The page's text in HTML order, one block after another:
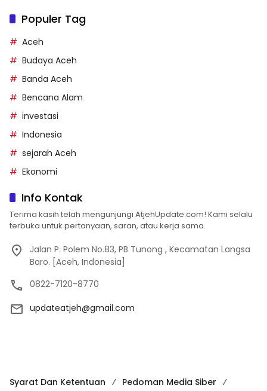
Populer Tag
Aceh
Budaya Aceh
Banda Aceh
Bencana Alam
investasi
Indonesia
sejarah Aceh
Ekonomi
Info Kontak
Terima kasih telah mengunjungi AtjehUpdate.com! Kami selalu
terbuka untuk pertanyaan, saran, atau kerja sama.
Jalan P. Polem No.83, PB Tunong , Kecamatan Langsa
Baro. [Aceh, Indonesia]
0822-7120-8770
updateatjeh@gmail.com
Syarat Dan Ketentuan Pedoman Media Siber